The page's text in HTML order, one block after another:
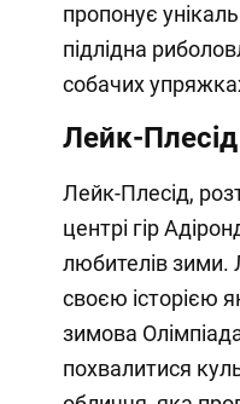
пропонує
підлідна
собачих
Лейк-Плесід
Лейк-Плесід,
центрі гір
любителів зими.
своєю історією
зимова
похвалитися